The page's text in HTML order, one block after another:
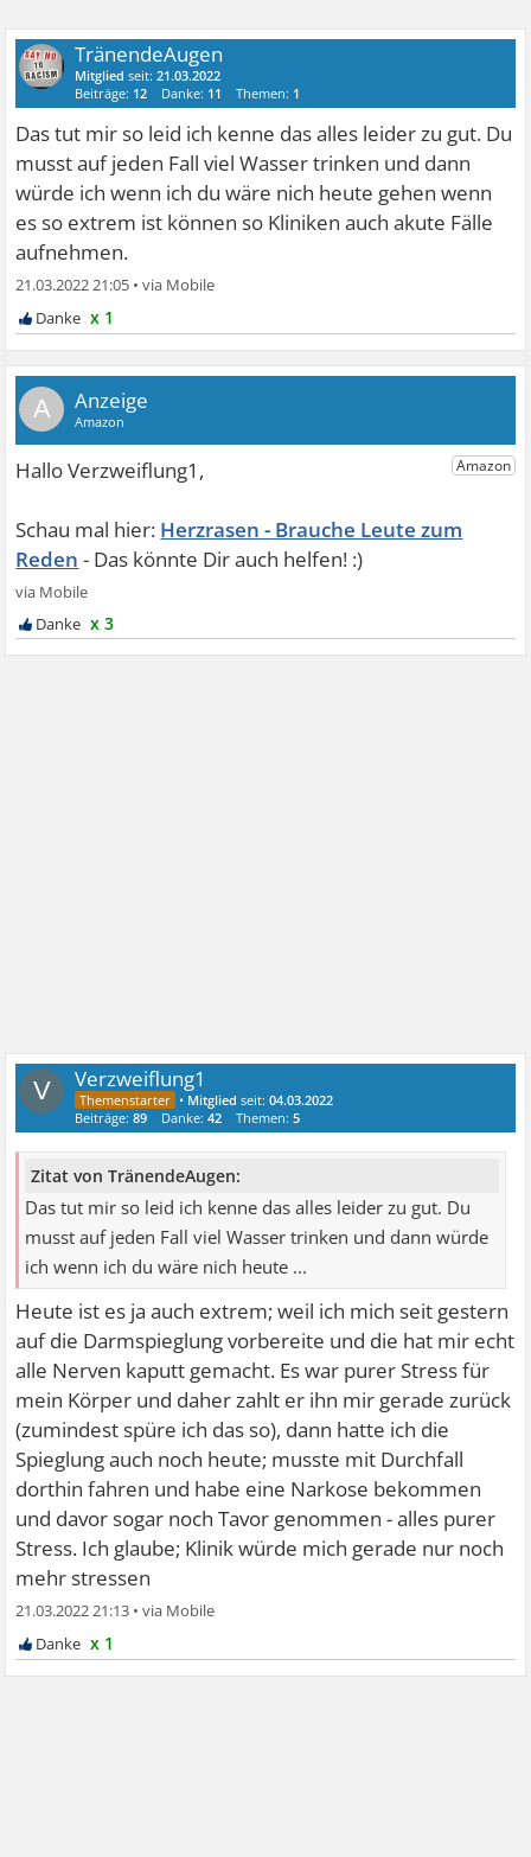
TränendeAugen
Mitglied seit:21.03.2022
Beiträge: 12 Danke: 11 Themen: 1
Das tut mir so leid ich kenne das alles leider zu gut. Du
musst auf jeden Fall viel Wasser trinken und dann
würde ich wenn ich du wäre nich heute gehen wenn
es so extrem ist können so Kliniken auch akute Fälle
aufnehmen.
21.03.2022 21:05 •
x 1
A
Herzrasen - Brauche Leute zum
Reden
x 3
V Verzweiflung1
• Mitglied seit:04.03.2022
Beiträge:89 Danke:42 Themen:5
Zitat von TränendeAugen:
Das tut mir so leid ich kenne das alles leider zu gut. Du
musst auf jeden Fall viel Wasser trinken und dann würde
ich wenn ich du wäre nich heute ...
Heute ist es ja auch extrem; weil ich mich seit gestern
auf die Darmspieglung vorbereite und die hat mir echt
alle Nerven kaputt gemacht. Es war purer Stress für
mein Körper und daher zahlt er ihn mir gerade zurück
(zumindest spüre ich das so), dann hatte ich die
Spieglung auch noch heute; musste mit Durchfall
dorthin fahren und habe eine Narkose bekommen
und davor sogar noch Tavor genommen - alles purer
Stress. Ich glaube; Klinik würde mich gerade nur noch
mehr stressen
21.03.2022 21:13 •
x 1